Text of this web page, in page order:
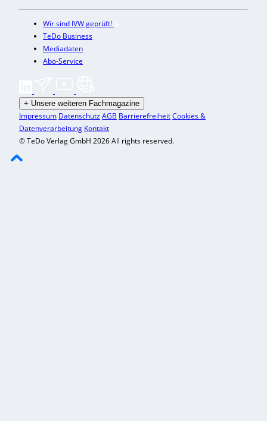
Wir sind IVW geprüft!
TeDo Business
Mediadaten
Abo-Service
+ Unsere weiteren Fachmagazine
Impressum DatenschutzAGB BarrierefreiheitCookies &
Datenverarbeitung Kontakt
© TeDo Verlag GmbH 2026 All rights reserved.